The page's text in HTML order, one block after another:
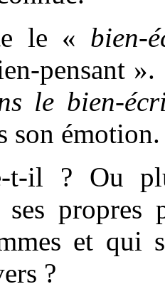
le « bien-
pensant
le bien-
son émotion.
t-il ? Ou
propres
et qui
?